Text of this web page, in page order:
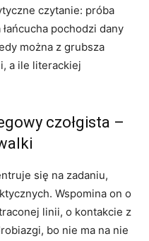
czytanie: próba
pochodzi dany
można z grubsza
a ile literackiej
czołgista –
się na zadaniu,
Wspomina on o
linii, o kontakcie z
bo nie ma na nie